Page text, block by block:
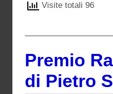
Visite totali 96
Premio
di Pietro